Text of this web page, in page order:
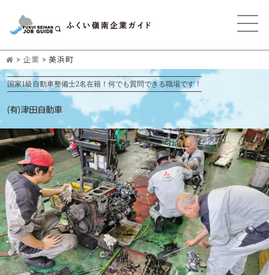
> 企業 > 美浜町
国家1級自動車整備士2名在籍！何でも質問できる職場です！
(有)津田自動車